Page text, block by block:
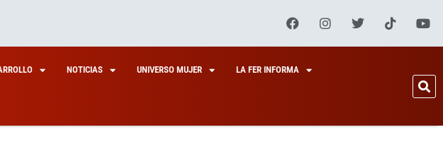
NOTICIAS UNIVERSO MUJER LA FER INFORMA